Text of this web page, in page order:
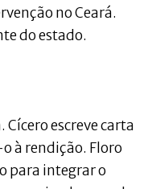
no Ceará.
do estado.
Cícero escreve carta
à rendição. Floro
para integrar o